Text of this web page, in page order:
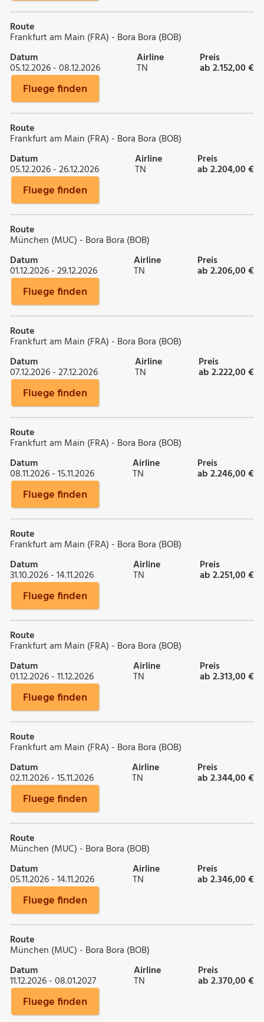
Route
Frankfurt am Main (FRA) - Bora Bora (BOB)
Datum
05.12.2026 - 08.12.2026
Airline
TN
Preis
ab 2.152,00 €
Fluege finden
Route
Frankfurt am Main (FRA) - Bora Bora (BOB)
Datum
05.12.2026 - 26.12.2026
Airline
TN
Preis
ab 2.204,00 €
Fluege finden
Route
München (MUC) - Bora Bora (BOB)
Datum
01.12.2026 - 29.12.2026
Airline
TN
Preis
ab 2.206,00 €
Fluege finden
Route
Frankfurt am Main (FRA) - Bora Bora (BOB)
Datum
07.12.2026 - 27.12.2026
Airline
TN
Preis
ab 2.222,00 €
Fluege finden
Route
Frankfurt am Main (FRA) - Bora Bora (BOB)
Datum
08.11.2026 - 15.11.2026
Airline
TN
Preis
ab 2.246,00 €
Fluege finden
Route
Frankfurt am Main (FRA) - Bora Bora (BOB)
Datum
31.10.2026 - 14.11.2026
Airline
TN
Preis
ab 2.251,00 €
Fluege finden
Route
Frankfurt am Main (FRA) - Bora Bora (BOB)
Datum
01.12.2026 - 11.12.2026
Airline
TN
Preis
ab 2.313,00 €
Fluege finden
Route
Frankfurt am Main (FRA) - Bora Bora (BOB)
Datum
02.11.2026 - 15.11.2026
Airline
TN
Preis
ab 2.344,00 €
Fluege finden
Route
München (MUC) - Bora Bora (BOB)
Datum
05.11.2026 - 14.11.2026
Airline
TN
Preis
ab 2.346,00 €
Fluege finden
Route
München (MUC) - Bora Bora (BOB)
Datum
11.12.2026 - 08.01.2027
Airline
TN
Preis
ab 2.370,00 €
Fluege finden